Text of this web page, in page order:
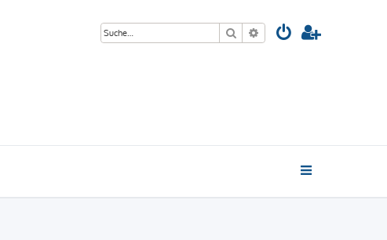
Suche Erweiterte Suche